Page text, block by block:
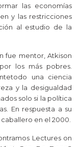
las economías
y las restricciones
al estudio de la
fue mentor, Atkison
los más pobres.
una ciencia
y la desigualdad
solo si la política
En respuesta a su
en el 2000.
Lectures on